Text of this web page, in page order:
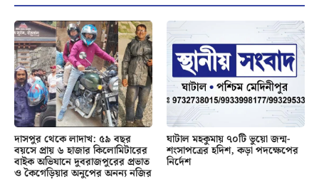
দাসপুর থেকে লাদাখ: ৫৯ বছর
বয়সে প্রায় ৬ হাজার কিলোমিটারের
বাইক অভিযানে দুবরাজপুরের প্রভাত
ও কৈগেড়িয়ার অনুপের অনন্য নজির
ঘাটাল মহকুমায় ৭০টি ভুয়ো জন্ম-
শংসাপত্রের হদিশ, কড়া পদক্ষেপের
নির্দেশ